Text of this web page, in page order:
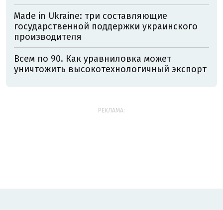
Made in Ukraine: три составляющие
государственной поддержки украинского
производителя
Всем по 90. Как уравниловка может
уничтожить высокотехнологичный экспорт
РЕКЛАМА: